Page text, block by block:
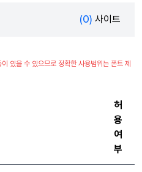
(0) 사이트
있을 수 있으므로 정확한 사용범위는 폰트 제
허
용
여
부